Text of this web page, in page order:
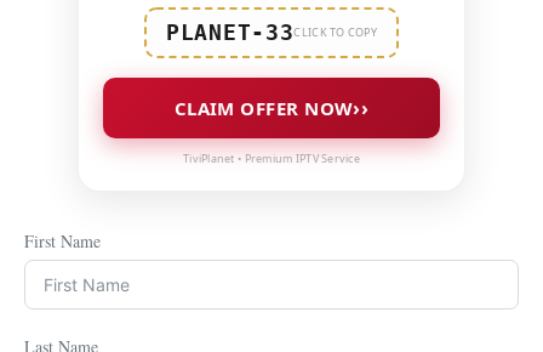
PLANET-33CLICK TO COPY
CLAIM OFFER NOW››
TiviPlanet • Premium IPTV Service
First Name
Last Name